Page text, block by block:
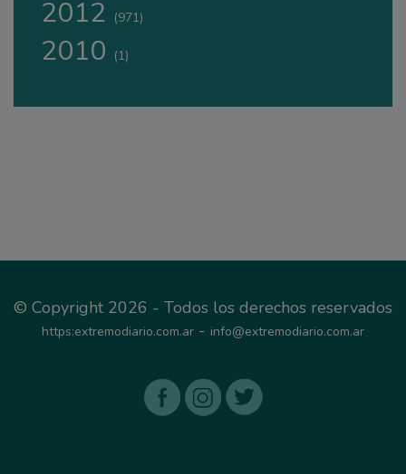
2012 (971)
2010 (1)
© Copyright 2026 - Todos los derechos reservados
https:extremodiario.com.ar - info@extremodiario.com.ar